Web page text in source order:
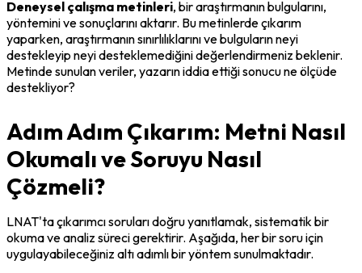
Deneysel çalışma metinleri, bir araştırmanın bulgularını,
yöntemini ve sonuçlarını aktarır. Bu metinlerde çıkarım
yaparken, araştırmanın sınırlılıklarını ve bulguların neyi
destekleyip neyi desteklemediğini değerlendirmeniz beklenir.
Metinde sunulan veriler, yazarın iddia ettiği sonucu ne ölçüde
destekliyor?
Adım Adım Çıkarım: Metni Nasıl
Okumalı ve Soruyu Nasıl
Çözmeli?
LNAT'ta çıkarımcı soruları doğru yanıtlamak, sistematik bir
okuma ve analiz süreci gerektirir. Aşağıda, her bir soru için
uygulayabileceğiniz altı adımlı bir yöntem sunulmaktadır.